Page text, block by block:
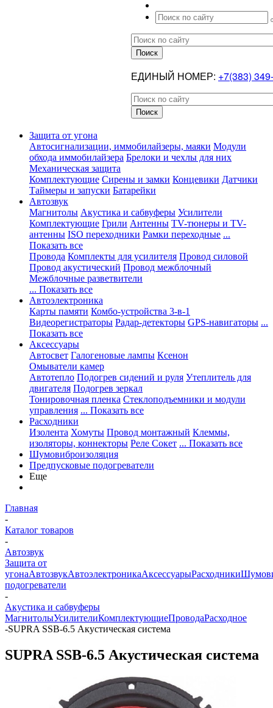
ЕДИНЫЙ НОМЕР: +7(383)
Защита от угона
Автосигнализации, иммобилайзеры, маяки Модули
обхода иммобилайзера Брелоки и чехлы для них
Механическая защита
Комплектующие Сирены и замки Концевики Датчики
Таймеры и запуски Батарейки
Автозвук
Магнитолы Акустика и сабвуферы Усилители
Комплектующие Грили Антенны TV-тюнеры и TV-
антенны ISO переходники Рамки переходные ...
Показать все
Провода Комплекты для усилителя Провод силовой
Провод акустический Провод межблочный
Межблочные разветвители
... Показать все
Автоэлектроника
Карты памяти Комбо-устройства 3-в-1
Видеорегистраторы Радар-детекторы GPS-навигаторы ...
Показать все
Аксессуары
Автосвет Галогеновые лампы Ксенон
Омыватели камер
Автотепло Подогрев сидений и руля Утеплитель для
двигателя Подогрев зеркал
Тонировочная пленка Стеклоподъемники и модули
управления ... Показать все
Расходники
Изолента Хомуты Провод монтажный Клеммы,
изоляторы, коннекторы Реле Сокет ... Показать все
Шумовиброизоляция
Предпусковые подогреватели
Еще
Главная
-
Каталог товаров
-
Автозвук
Защита от
угонаАвтозвукАвтоэлектроникаАксессуарыРасходники
подогреватели
-
Акустика и сабвуферы
МагнитолыУсилителиКомплектующиеПроводаРасходное
-SUPRA SSB-6.5 Акустическая система
SUPRA SSB-6.5 Акустическая система